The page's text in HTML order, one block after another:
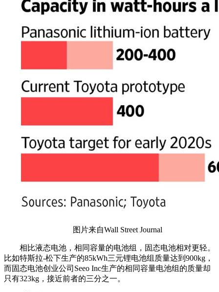
图片来自Wall Street Journal
相比液态电池，相同容量的电池组，固态电池相对更轻。
比如特斯拉-松下生产的85kWh三元锂电池组质量达到900kg，
而固态电池创业公司Seeo Inc生产的相同容量电池组的质量却
只有323kg，接近前者的三分之一。